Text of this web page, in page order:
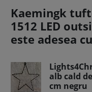
Kaemingk
1512 LED
este adesea
alb cald
cm negru